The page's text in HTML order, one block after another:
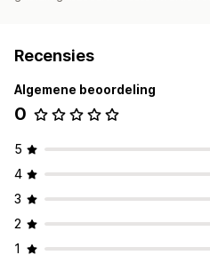
Recensies
Algemene beoordeling
0
5
4
3
2
1